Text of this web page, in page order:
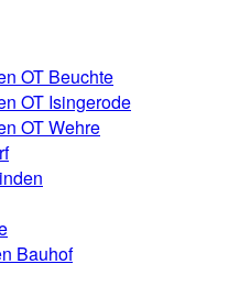
OT Beuchte
OT Isingerode
OT Wehre
Bauhof